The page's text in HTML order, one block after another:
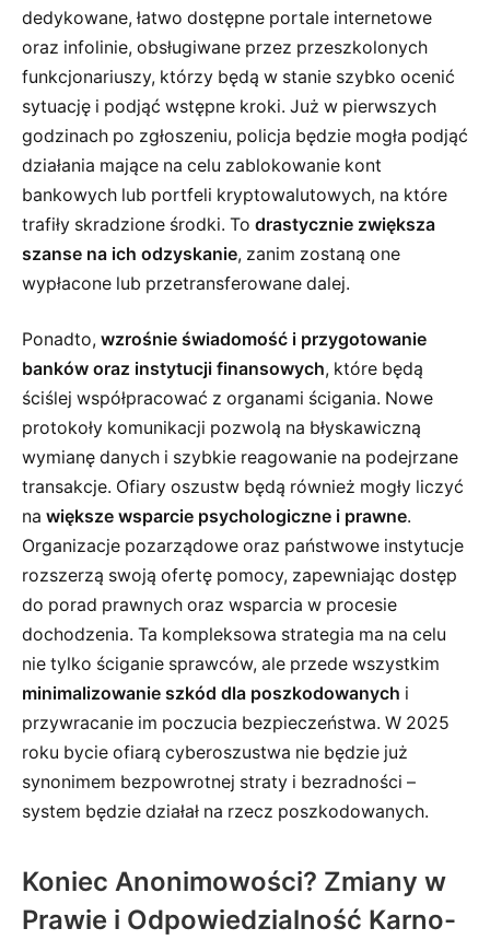
dedykowane, łatwo dostępne portale internetowe
oraz infolinie, obsługiwane przez przeszkolonych
funkcjonariuszy, którzy będą w stanie szybko ocenić
sytuację i podjąć wstępne kroki. Już w pierwszych
godzinach po zgłoszeniu, policja będzie mogła podjąć
działania mające na celu zablokowanie kont
bankowych lub portfeli kryptowalutowych, na które
trafiły skradzione środki. To drastycznie zwiększa
szanse na ich odzyskanie, zanim zostaną one
wypłacone lub przetransferowane dalej.
Ponadto, wzrośnie świadomość i przygotowanie
banków oraz instytucji finansowych, które będą
ściślej współpracować z organami ścigania. Nowe
protokoły komunikacji pozwolą na błyskawiczną
wymianę danych i szybkie reagowanie na podejrzane
transakcje. Ofiary oszustw będą również mogły liczyć
na większe wsparcie psychologiczne i prawne.
Organizacje pozarządowe oraz państwowe instytucje
rozszerzą swoją ofertę pomocy, zapewniając dostęp
do porad prawnych oraz wsparcia w procesie
dochodzenia. Ta kompleksowa strategia ma na celu
nie tylko ściganie sprawców, ale przede wszystkim
minimalizowanie szkód dla poszkodowanych i
przywracanie im poczucia bezpieczeństwa. W 2025
roku bycie ofiarą cyberoszustwa nie będzie już
synonimem bezpowrotnej straty i bezradności –
system będzie działał na rzecz poszkodowanych.
Koniec Anonimowości? Zmiany w
Prawie i Odpowiedzialność Karno-